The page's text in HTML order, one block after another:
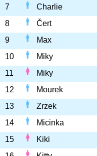
7 Charlie
8
Čert
9
Max
10
Miky
11
Miky
12
Mourek
13
Zrzek
14
Micinka
15
Kiki